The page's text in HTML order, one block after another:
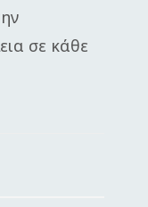
σε κάθε